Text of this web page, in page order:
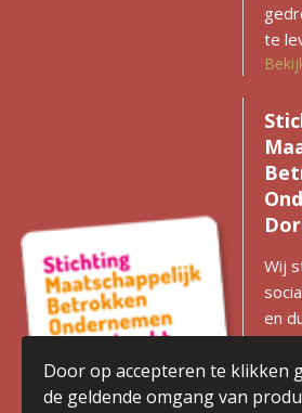
te
Wij
en
met
Door op accepteren te klikken
de geldende omgang van